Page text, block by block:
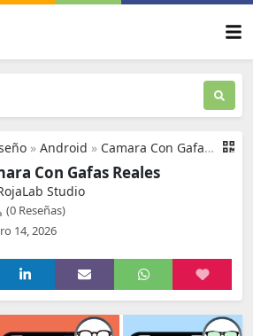
» Android » Camara Con Gafas Reales
Con Gafas Reales
Studio
(0 Reseñas)
14, 2026